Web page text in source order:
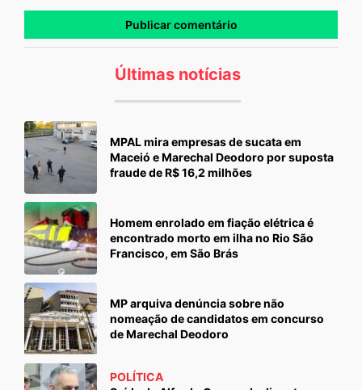
Últimas notícias
MPAL mira empresas de sucata em
Maceió e Marechal Deodoro por suposta
fraude de R$ 16,2 milhões
Homem enrolado em fiação elétrica é
encontrado morto em ilha no Rio São
Francisco, em São Brás
MP arquiva denúncia sobre não
nomeação de candidatos em concurso
de Marechal Deodoro
POLÍTICA